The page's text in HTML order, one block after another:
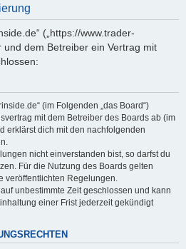
(„https://www.trader-
und dem Betreiber ein Vertrag mit
(im Folgenden „das Board“)
mit dem Betreiber des Boards ab (im
erklärst dich mit den nachfolgenden
nicht einverstanden bist, so darfst du
Für die Nutzung des Boards gelten
veröffentlichten Regelungen.
unbestimmte Zeit geschlossen und kann
einer Frist jederzeit gekündigt